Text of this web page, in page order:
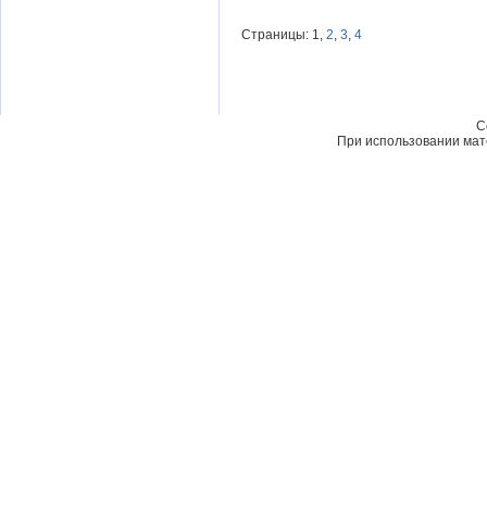
Страницы: 1, 2, 3, 4
При использовании